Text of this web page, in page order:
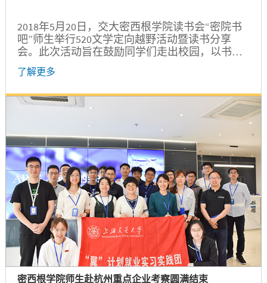
2018年5月20日，交大密西根学院读书会“密院书
吧”师生举行520文学定向越野活动暨读书分享
会。此次活动旨在鼓励同学们走出校园，以书会
友，尝试与多元化背景和专业的书友们交流，不
断提升自我。
了解更多
密西根学院师生赴杭州重点企业考察圆满结束